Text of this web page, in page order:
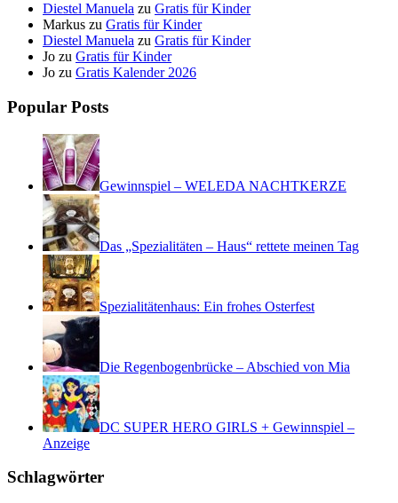
Diestel Manuela zu Gratis für Kinder
Markus zu Gratis für Kinder
Diestel Manuela zu Gratis für Kinder
Jo zu Gratis für Kinder
Jo zu Gratis Kalender 2026
Popular Posts
Gewinnspiel – WELEDA NACHTKERZE
Das „Spezialitäten – Haus“ rettete meinen Tag
Spezialitätenhaus: Ein frohes Osterfest
Die Regenbogenbrücke – Abschied von Mia
DC SUPER HERO GIRLS + Gewinnspiel –
Anzeige
Schlagwörter